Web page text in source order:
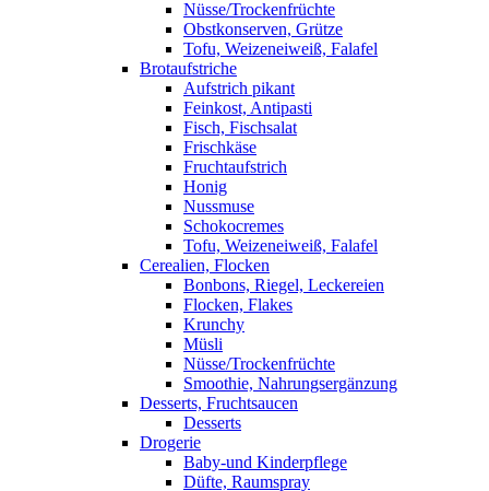
Nüsse/Trockenfrüchte
Obstkonserven, Grütze
Tofu, Weizeneiweiß, Falafel
Brotaufstriche
Aufstrich pikant
Feinkost, Antipasti
Fisch, Fischsalat
Frischkäse
Fruchtaufstrich
Honig
Nussmuse
Schokocremes
Tofu, Weizeneiweiß, Falafel
Cerealien, Flocken
Bonbons, Riegel, Leckereien
Flocken, Flakes
Krunchy
Müsli
Nüsse/Trockenfrüchte
Smoothie, Nahrungsergänzung
Desserts, Fruchtsaucen
Desserts
Drogerie
Baby-und Kinderpflege
Düfte, Raumspray